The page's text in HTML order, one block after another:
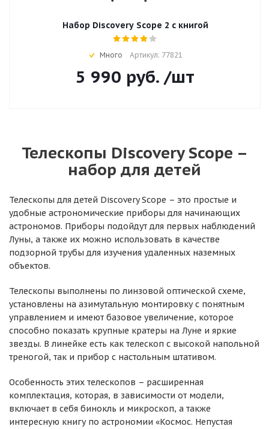
Набор Discovery Scope 2 с книгой
Много Артикул: 77821
5 990 руб. /шт
Телескопы Discovery Scope –
набор для детей
Телескопы для детей Discovery Scope – это простые и
удобные астрономические приборы для начинающих
астрономов. Приборы подойдут для первых наблюдений
Луны, а также их можно использовать в качестве
подзорной трубы для изучения удаленных наземных
объектов.
Телескопы выполнены по линзовой оптической схеме,
установлены на азимутальную монтировку c понятным
управлением и имеют базовое увеличение, которое
способно показать крупные кратеры на Луне и яркие
звезды. В линейке есть как телескоп с высокой напольной
треногой, так и прибор с настольным штативом.
Особенность этих телескопов – расширенная
комплектация, которая, в зависимости от модели,
включает в себя бинокль и микроскоп, а также
интересную книгу по астрономии «Космос. Непустая